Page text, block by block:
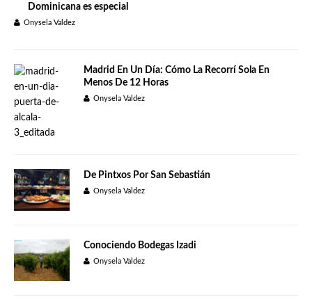
Dominicana es especial
Onysela Valdez
Madrid En Un Día: Cómo La Recorrí Sola En
Menos De 12 Horas
Onysela Valdez
De Pintxos Por San Sebastián
Onysela Valdez
Conociendo Bodegas Izadi
Onysela Valdez